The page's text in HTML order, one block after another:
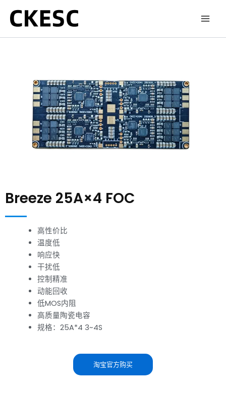
Breeze 25A×4 FOC
高性价比
温度低
响应快
干扰低
控制精准
动能回收
低MOS内阻
高质量陶瓷电容
规格：25A*4 3~4S
淘宝官方购买